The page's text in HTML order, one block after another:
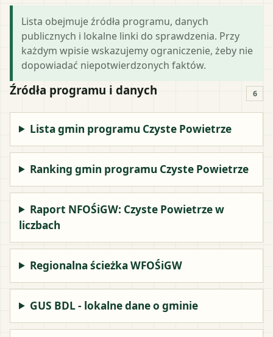
Lista obejmuje źródła programu, danych
publicznych i lokalne linki do sprawdzenia. Przy
każdym wpisie wskazujemy ograniczenie, żeby nie
dopowiadać niepotwierdzonych faktów.
Źródła programu i danych 6
Lista gmin programu Czyste Powietrze
Ranking gmin programu Czyste Powietrze
Raport NFOŚiGW: Czyste Powietrze w
liczbach
Regionalna ścieżka WFOŚiGW
GUS BDL - lokalne dane o gminie